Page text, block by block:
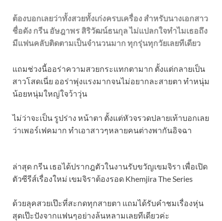
ต้องบอกเลยว่าทั้งสวยทั้งเก่งครบเครื่อง สำหรับนางเอกสาว
ชื่อดัง กรีน อัษฎาพร สิริวัฒน์ธนกุล ไม่แปลกใจทำไมเธอถึง
มีแฟนคลับติดตามเป็นจำนวนมาก ทุกรุ่นทุกวัยเลยทีเดียว
แถมช่วงนี้ออร่าความสวยกระแทกตามาก ตั้งแต่กลายเป็น
สาวโสดเนี่ย ออร่าพุ่งแรงมากจนไม่อยากละสายตา ทำหนุ่ม
น้อยหนุ่มใหญ่ใจว้าวุ่น
ไม่ว่าจะเป็น รูปร่าง หน้าตา ตั้งแต่หัวจรวดปลายเท้าบอกเลย
ว่าเพอร์เฟคมาก ทำเอาสาวๆหลายคนต่างพากันอิจฉา
ล่าสุด กรีน เธอได้ปรากฎตัวในงานรับขวัญเขมจิรา เพื่อเปิด
ตัวซีรีส์เรื่องใหม่ เขมจิราต้องรอด Khemjira The Series
ด้วยลุคสวยเป๊ะที่สะกดทุกสายตา แถมได้รับคำชมเรื่องหุ่น
สุดเป๊ะปังจากแฟนๆอย่างล้นหลามเลยทีเดียวค่ะ